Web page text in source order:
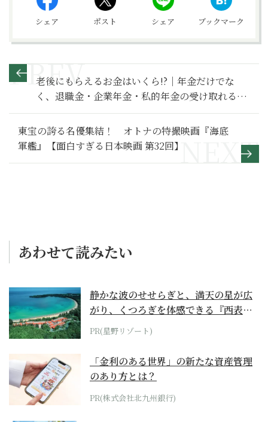
シェア ポスト シェア ブックマーク
老後にもらえるお金はいくら!?｜年金だけでな
く、退職金・企業年金・私的年金の受け取れる総
額を知る【今からはじめるリタイアメントプラン
ニング】
東宝の誇る名優集結！ オトナの特撮映画『海底
軍艦』【面白すぎる日本映画 第32回】
あわせて読みたい
静かな波のせせらぎと、満天の星が広
がり、くつろぎを体感できる『西表島
ホテル by...
PR(星野リゾート)
「金利のある世界」の新たな資産管理
のあり方とは？
PR(株式会社北九州銀行)